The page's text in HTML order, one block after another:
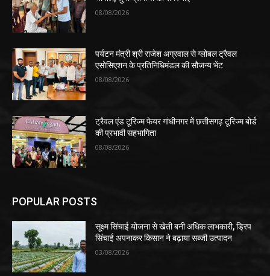
08/08/2026
पर्यटन मंत्री श्री राजेश अग्रवाल से ग्लोबल ट्रैवल
एसोसिएशन के प्रतिनिधिमंडल की सौजन्य भेंट
08/08/2026
ट्रैवल एंड टूरिज्म फेयर गांधीनगर में छत्तीसगढ़ टूरिज्म बोर्ड
की प्रभावी सहभागिता
08/08/2026
POPULAR POSTS
सूक्ष्म सिंचाई योजना से खेती बनी अधिक लाभकारी, ड्रिप
सिंचाई अपनाकर किसान ने बढ़ाया सब्जी उत्पादन
03/08/2026